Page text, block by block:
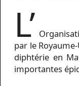
L’
par le
diphtérie en
importantes